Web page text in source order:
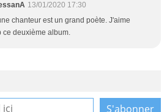
13/01/2020 17:30
chanteur est un grand poète. J'aime
ce deuxième album.